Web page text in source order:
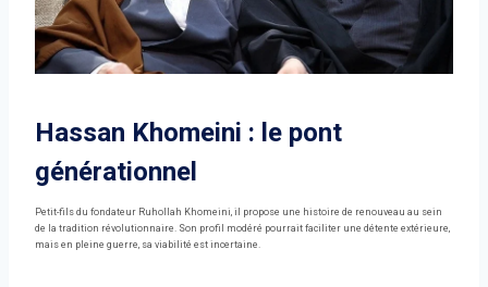
Hassan Khomeini : le pont
générationnel
Petit-fils du fondateur Ruhollah Khomeini, il propose une histoire de renouveau au sein
de la tradition révolutionnaire. Son profil modéré pourrait faciliter une détente extérieure,
mais en pleine guerre, sa viabilité est incertaine.